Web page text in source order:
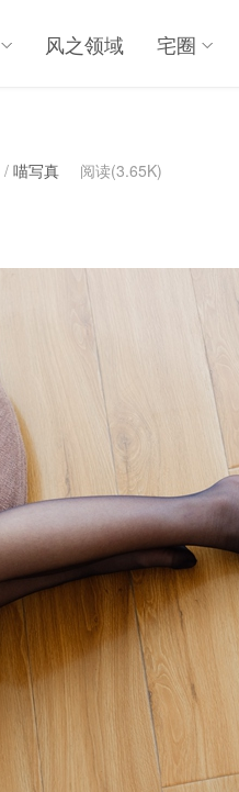
风之领域 宅圈
/ 喵写真 阅读(3.65K)